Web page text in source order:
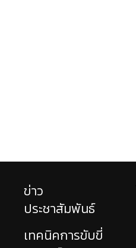
ข่าว
ประชาสัมพันธ์
เทคนิคการขับขี่